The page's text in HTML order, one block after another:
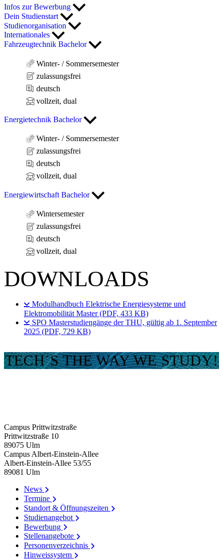
Infos zur Bewerbung
Dein Studienstart
Studienorganisation
Internationales
Fahrzeugtechnik Bachelor
Winter- / Sommersemester
zulassungsfrei
deutsch
vollzeit, dual
Energietechnik Bachelor
Winter- / Sommersemester
zulassungsfrei
deutsch
vollzeit, dual
Energiewirtschaft Bachelor
Wintersemester
zulassungsfrei
deutsch
vollzeit, dual
DOWNLOADS
Modulhandbuch Elektrische Energiesysteme und
Elektromobilität Master (PDF, 433 KB)
SPO Masterstudiengänge der THU, gültig ab 1. September
2025 (PDF, 729 KB)
TECH´S THE WAY WE STUDY!
Campus Prittwitzstraße
Prittwitzstraße 10
89075 Ulm
Campus Albert-Einstein-Allee
Albert-Einstein-Allee 53/​55
89081 Ulm
News
Termine
Standort & Öffnungszeiten
Studienangebot
Bewerbung
Stellenangebote
Personenverzeichnis
Hinweissystem